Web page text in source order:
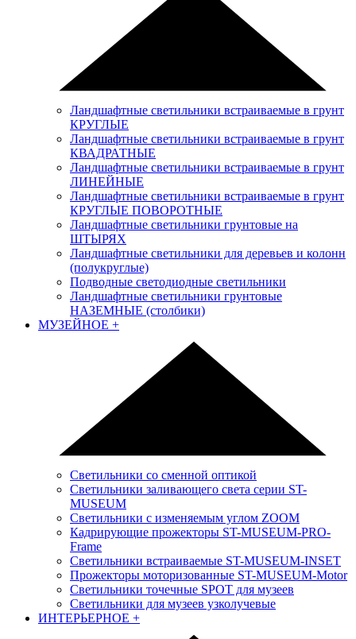
Ландшафтные светильники встраиваемые в грунт
КРУГЛЫЕ
Ландшафтные светильники встраиваемые в грунт
КВАДРАТНЫЕ
Ландшафтные светильники встраиваемые в грунт
ЛИНЕЙНЫЕ
Ландшафтные светильники встраиваемые в грунт
КРУГЛЫЕ ПОВОРОТНЫЕ
Ландшафтные светильники грунтовые на
ШТЫРЯХ
Ландшафтные светильники для деревьев и колонн
(полукруглые)
Подводные светодиодные светильники
Ландшафтные светильники грунтовые
НАЗЕМНЫЕ (столбики)
МУЗЕЙНОЕ +
Светильники со сменной оптикой
Светильники заливающего света серии ST-
MUSEUM
Светильники с изменяемым углом ZOOM
Кадрирующие прожекторы ST-MUSEUM-PRO-
Frame
Светильники встраиваемые ST-MUSEUM-INSET
Прожекторы моторизованные ST-MUSEUM-Motor
Светильники точечные SPOT для музеев
Светильники для музеев узколучевые
ИНТЕРЬЕРНОЕ +